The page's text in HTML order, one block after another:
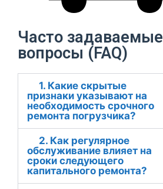
Часто задаваемые
вопросы (FAQ)
1. Какие скрытые
признаки указывают на
необходимость срочного
ремонта погрузчика?
2. Как регулярное
обслуживание влияет на
сроки следующего
капитального ремонта?